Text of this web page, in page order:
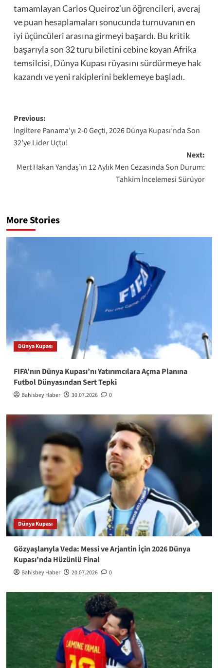
tamamlayan Carlos Queiroz’un öğrencileri, averaj
ve puan hesaplamaları sonucunda turnuvanın en
iyi üçüncüleri arasına girmeyi başardı. Bu kritik
başarıyla son 32 turu biletini cebine koyan Afrika
temsilcisi, Dünya Kupası rüyasını sürdürmeye hak
kazandı ve yeni rakiplerini beklemeye başladı.
Post
navigation
Previous:
İngiltere Panama’yı 2-0 Geçti, 2026 Dünya Kupası’nda Son
32’ye Lider Uçtu!
Next:
Mert Hakan Yandaş’ın 12 Aylık Men Cezasında Son Durum:
Tahkim İncelemesi Sürüyor
More Stories
Dünya Kupası
FIFA’nın Dünya Kupası’nı Yatırımcılara Açma Planına
Futbol Dünyasından Sert Tepki
Bahisbey Haber 30.07.2026 0
Dünya Kupası
Gözyaşlarıyla Veda: Messi ve Arjantin İçin 2026 Dünya
Kupası’nda Hüzünlü Final
Bahisbey Haber 20.07.2026 0